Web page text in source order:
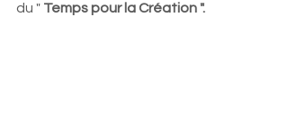
du " Temps pour la Création ".